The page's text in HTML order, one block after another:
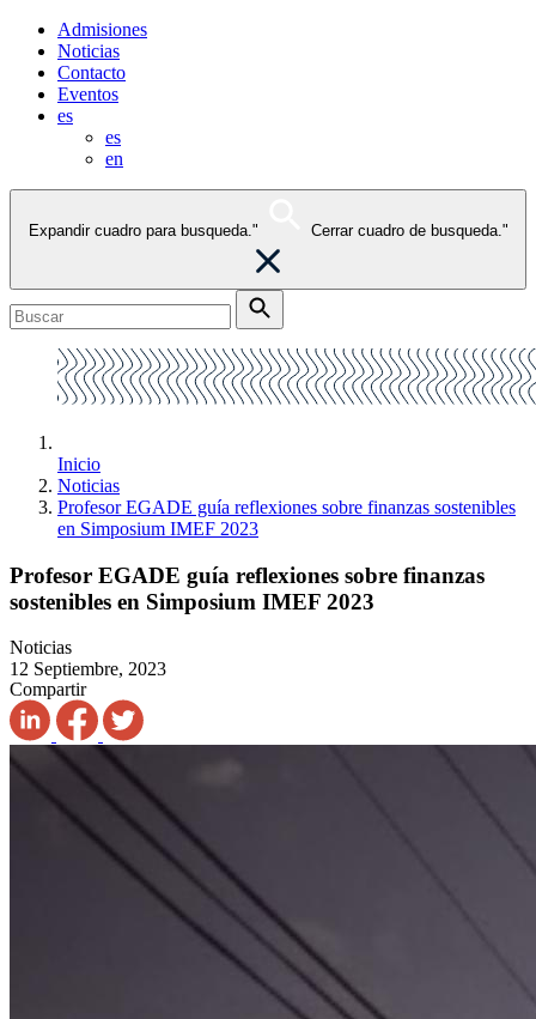
Admisiones
Noticias
Contacto
Eventos
es
es
en
Expandir cuadro para busqueda." Cerrar cuadro de busqueda."
Inicio
Noticias
Profesor EGADE guía reflexiones sobre finanzas sostenibles
en Simposium IMEF 2023
Profesor EGADE guía reflexiones sobre finanzas
sostenibles en Simposium IMEF 2023
Noticias
12 Septiembre, 2023
Compartir